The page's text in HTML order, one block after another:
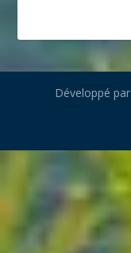
Développé par